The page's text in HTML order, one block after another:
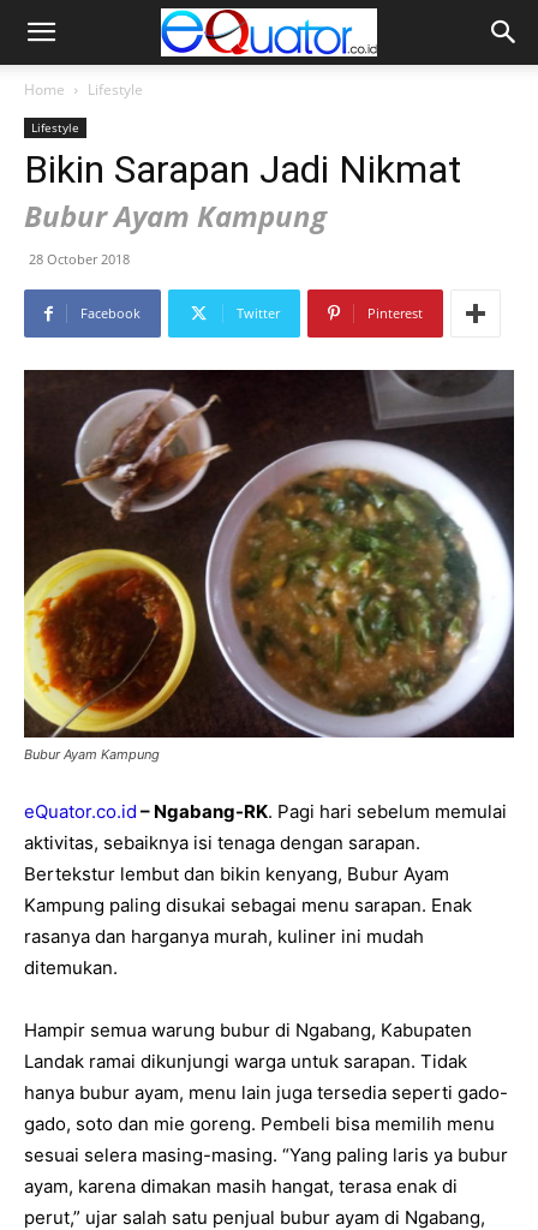
Home Lifestyle
Lifestyle
Bikin Sarapan Jadi Nikmat
Bubur Ayam Kampung
28 October 2018
Facebook Twitter Pinterest
Bubur Ayam Kampung
eQuator.co.id – Ngabang-RK. Pagi hari sebelum memulai
aktivitas, sebaiknya isi tenaga dengan sarapan.
Bertekstur lembut dan bikin kenyang, Bubur Ayam
Kampung paling disukai sebagai menu sarapan. Enak
rasanya dan harganya murah, kuliner ini mudah
ditemukan.
Hampir semua warung bubur di Ngabang, Kabupaten
Landak ramai dikunjungi warga untuk sarapan. Tidak
hanya bubur ayam, menu lain juga tersedia seperti gado-
gado, soto dan mie goreng. Pembeli bisa memilih menu
sesuai selera masing-masing. “Yang paling laris ya bubur
ayam, karena dimakan masih hangat, terasa enak di
perut,” ujar salah satu penjual bubur ayam di Ngabang,